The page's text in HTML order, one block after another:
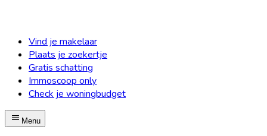
Vind je makelaar
Plaats je zoekertje
Gratis schatting
Immoscoop only
Check je woningbudget
Menu